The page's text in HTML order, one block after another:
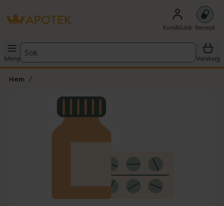
Kundklubb Recept
Meny
Sök
Varukorg
Hem
Lista: . Innehåller 1 objekt.